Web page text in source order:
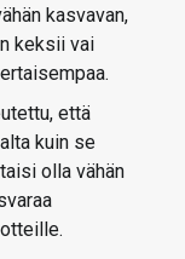
kasvavan,
keksii vai
että
kuin se
olla vähän